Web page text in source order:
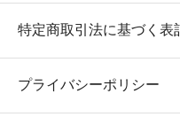
特定商取引法に基づく表
プライバシーポリシー